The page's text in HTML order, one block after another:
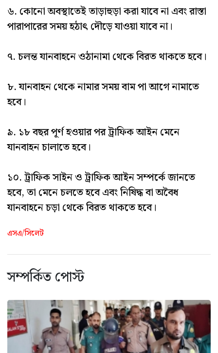
৬. কোনো অবস্থাতেই তাড়াহুড়া করা যাবে না এবং রাস্তা
পারাপারের সময় হঠাৎ দৌড়ে যাওয়া যাবে না।
৭. চলন্ত যানবাহনে ওঠানামা থেকে বিরত থাকতে হবে।
৮. যানবাহন থেকে নামার সময় বাম পা আগে নামাতে
হবে।
৯. ১৮ বছর পূর্ণ হওয়ার পর ট্রাফিক আইন মেনে
যানবাহন চালাতে হবে।
১০. ট্রাফিক সাইন ও ট্রাফিক আইন সম্পর্কে জানতে
হবে, তা মেনে চলতে হবে এবং নিষিদ্ধ বা অবৈধ
যানবাহনে চড়া থেকে বিরত থাকতে হবে।
এসএ/সিলেট
সম্পর্কিত পোস্ট